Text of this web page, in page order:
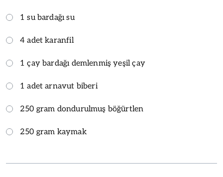
1 su bardağı su
4 adet karanfil
1 çay bardağı demlenmiş yeşil çay
1 adet arnavut biberi
250 gram dondurulmuş böğürtlen
250 gram kaymak